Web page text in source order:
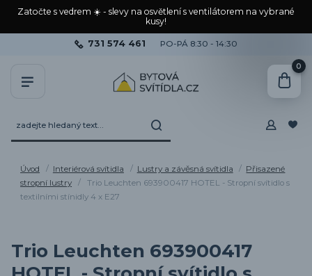
Zatočte s vedrem ☀️ - slevy na osvětlení s ventilátorem na vybrané
kusy!
731 574 461 PO-PÁ 8:30 - 14:30
0
Úvod Interiérová svítidla Lustry a závěsná svítidla
Přisazené
stropní lustry
Trio Leuchten 693900417 HOTEL - Stropní svítidlo s
textilními stínidly 4 x E27
Trio Leuchten 693900417